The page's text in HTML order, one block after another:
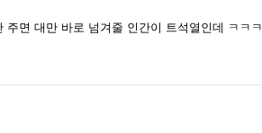
면 대만 바로 넘겨줄 인간이 트석열인데 ㅋㅋㅋ